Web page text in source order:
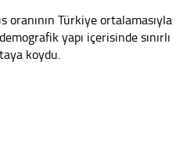
oranının Türkiye ortalamasıyla
yapı içerisinde sınırlı
koydu.